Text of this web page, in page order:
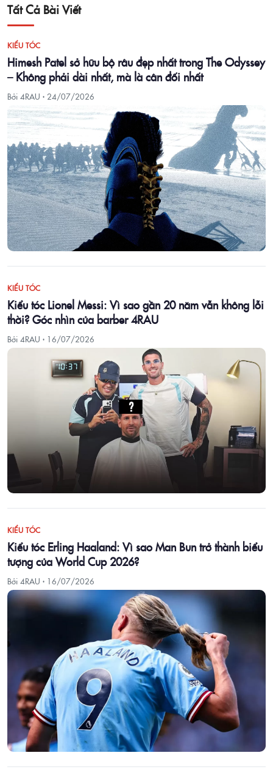
Tất Cả Bài Viết
KIỂU TÓC
Himesh Patel sở hữu bộ râu đẹp nhất trong The Odyssey
– Không phải dài nhất, mà là cân đối nhất
Bởi 4RAU · 24/07/2026
KIỂU TÓC
Kiểu tóc Lionel Messi: Vì sao gần 20 năm vẫn không lỗi
thời? Góc nhìn của barber 4RAU
Bởi 4RAU · 16/07/2026
KIỂU TÓC
Kiểu tóc Erling Haaland: Vì sao Man Bun trở thành biểu
tượng của World Cup 2026?
Bởi 4RAU · 16/07/2026